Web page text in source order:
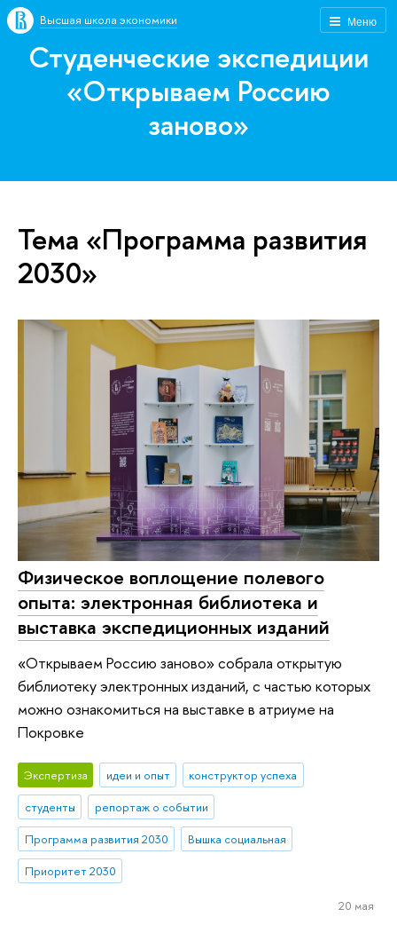
Меню
Высшая школа экономики
Студенческие экспедиции
«Открываем Россию
заново»
Тема «Программа развития
2030»
Физическое воплощение полевого
опыта: электронная библиотека и
выставка экспедиционных изданий
«Открываем Россию заново» собрала открытую
библиотеку электронных изданий, с частью которых
можно ознакомиться на выставке в атриуме на
Покровке
Экспертиза идеи и опыт
конструктор успеха
студенты
репортаж о событии
Программа развития 2030
Вышка социальная
Приоритет 2030
20 мая